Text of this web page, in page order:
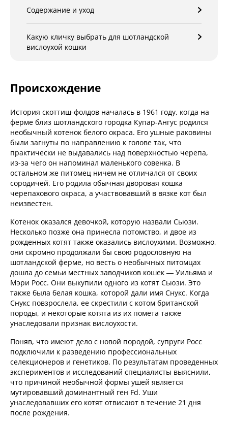
Содержание и уход
Какую кличку выбрать для шотландской
вислоухой кошки
Происхождение
История скоттиш-фолдов началась в 1961 году, когда на
ферме близ шотландского городка Купар-Ангус родился
необычный котенок белого окраса. Его ушные раковины
были загнуты по направлению к голове так, что
практически не выдавались над поверхностью черепа,
из-за чего он напоминал маленького совенка. В
остальном же питомец ничем не отличался от своих
сородичей. Его родила обычная дворовая кошка
черепахового окраса, а участвовавший в вязке кот был
неизвестен.
Котенок оказался девочкой, которую назвали Сьюзи.
Несколько позже она принесла потомство, и двое из
рожденных котят также оказались вислоухими. Возможно,
они скромно продолжали бы свою родословную на
шотландской ферме, но весть о необычных питомцах
дошла до семьи местных заводчиков кошек — Уильяма и
Мэри Росс. Они выкупили одного из котят Сьюзи. Это
также была белая кошка, которой дали имя Снукс. Когда
Снукс повзрослела, ее скрестили с котом британской
породы, и некоторые котята из их помета также
унаследовали признак вислоухости.
Поняв, что имеют дело с новой породой, супруги Росс
подключили к разведению профессиональных
селекционеров и генетиков. По результатам проведенных
экспериментов и исследований специалисты выяснили,
что причиной необычной формы ушей является
мутировавший доминантный ген Fd. Уши
унаследовавших его котят отвисают в течение 21 дня
после рождения.